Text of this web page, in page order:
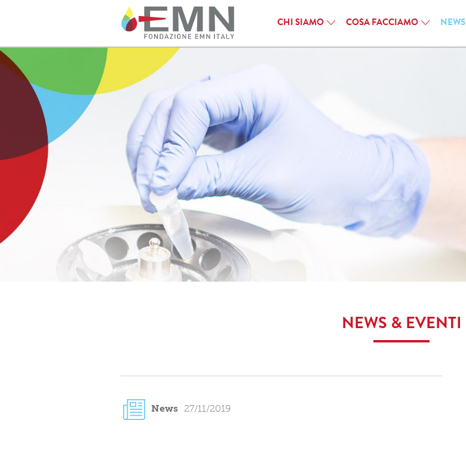
CHI SIAMO COSA FACCIAMO NEWS
NEWS & EVENTI
News 27/11/2019